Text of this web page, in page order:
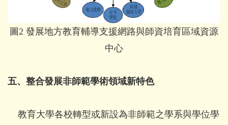
圖2 發展地方教育輔導支援網路與師資培育區域資源
中心
五、整合發展非師範學術領域新特色
教育大學各校轉型或新設為非師範之學系與學位學